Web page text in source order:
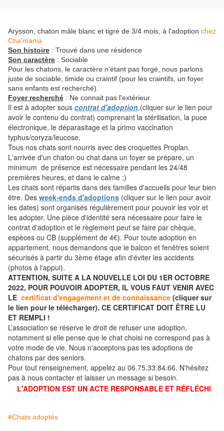
Arysson, chaton mâle blanc et tigré de 3/4 mois, à l'adoption chez
Cha'mania
Son histoire : Trouvé dans une résidence
Son caractère : Sociable
Pour les chatons, le caractère n'étant pas forgé, nous parlons
juste de sociable, timide ou craintif (pour les craintifs, un foyer
sans enfants est recherché).
Foyer recherché : Ne connait pas l'extérieur.
Il est à adopter sous contrat d'adoption,(cliquer sur le lien pour
avoir le contenu du contrat) comprenant la stérilisation, la puce
électronique, le déparasitage et la primo vaccination
typhus/coryza/leucose.
Tous nos chats sont nourris avec des croquettes Proplan.
L'arrivée d'un chaton ou chat dans un foyer se prépare, un
minimum de présence est nécessaire pendant les 24/48
premières heures, et dans le calme ;)
Les chats sont répartis dans des familles d'accueils pour leur bien
être. Des week-ends d'adoptions (cliquer sur le lien pour avoir
les dates) sont organisés régulièrement pour pouvoir les voir et
les adopter. Une pièce d'identité sera nécessaire pour faire le
contrat d'adoption et le règlement peut se faire par chèque,
espèces ou CB (supplément de 4€). Pour toute adoption en
appartement, nous demandons que le balcon et fenêtres soient
sécurisés à partir du 3ème étage afin d'éviter les accidents
(photos à l'appui).
ATTENTION, SUITE A LA NOUVELLE LOI DU 1ER OCTOBRE
2022, POUR POUVOIR ADOPTER, IL VOUS FAUT VENIR AVEC
LE certificat d'engagement et de connaissance (cliquer sur
le lien pour le télécharger). CE CERTIFICAT DOIT ÊTRE LU
ET REMPLI !
L’association se réserve le droit de refuser une adoption,
notamment si elle pense que le chat choisi ne correspond pas à
votre mode de vie. Nous n'acceptons pas les adoptions de
chatons par des seniors.
Pour tout renseignement, appelez au 06.75.33.84.66. N'hésitez
pas à nous contacter et laisser un message si besoin.
L'ADOPTION EST UN ACTE RESPONSABLE ET RÉFLÉCHI
#Chats adoptés